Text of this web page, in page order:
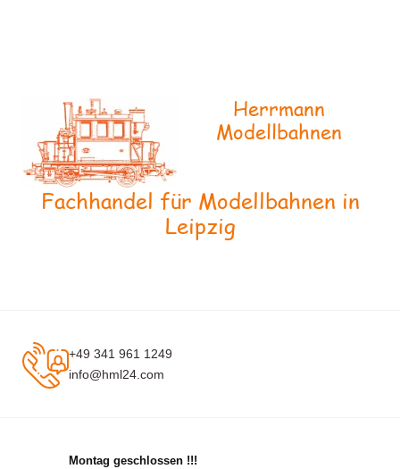
Herrmann
Modellbahnen
Fachhandel für Modellbahnen in
Leipzig
+49 341 961 1249
info@hml24.com
Montag geschlossen !!!